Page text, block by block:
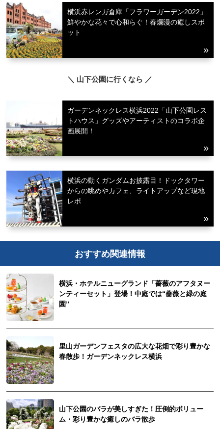
横浜赤レンガ倉庫「フラワーガーデン2022」
鮮やかな花々で心和らぐ！春爛漫の癒しスポ
ット
＼ 山下公園に行くなら ／
ガーデンネックレス横浜2022「山下公園レス
トハウス」グッズやアーティストのコラボ企
画展開！
横浜の動くガンダムお披露目！ドックタワー
からの眺めやカフェ、ライトアップなど現地
レポ
おすすめ関連情報
横浜・ホテルニューグランド「薔薇のアフタヌー
ンティーセット」登場！中庭では“薔薇と緑の庭
園”
里山ガーデンフェスタの広大な花畑で彩り豊かな
春散歩！ガーデンネックレス横浜
山下公園のバラが美しすぎた！圧倒的ボリュー
ム・彩り豊かな癒しのバラ散歩